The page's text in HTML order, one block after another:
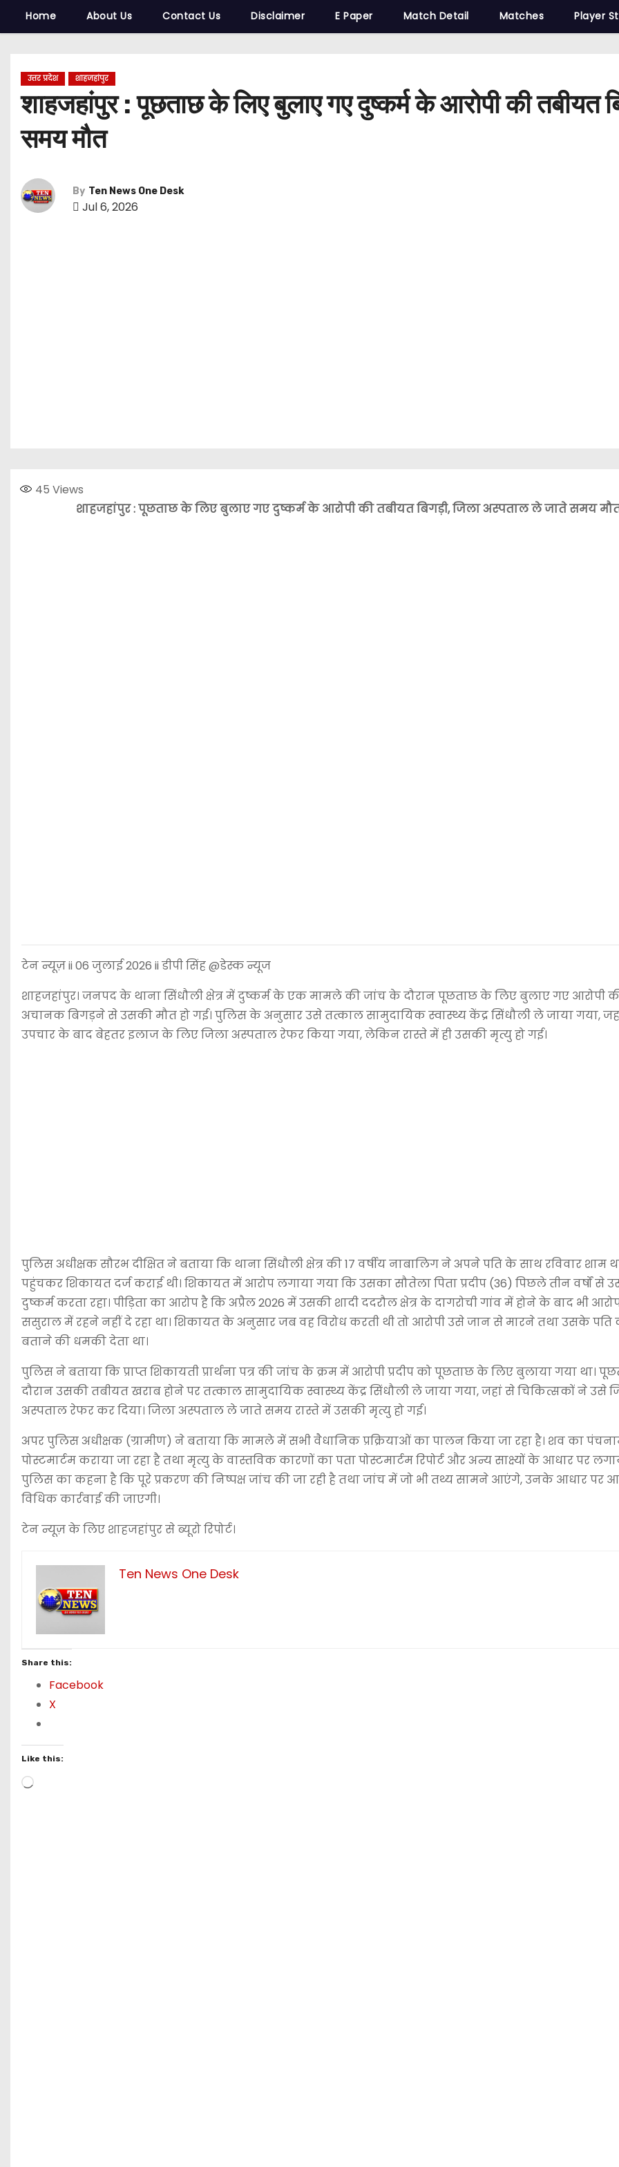
Home About Us Contact Us Disclaimer E Paper Match Detail Matches Player
उत्तर प्रदेश शाहजहांपुर
शाहजहांपुर : पूछताछ के लिए बुलाए गए दुष्कर्म के आरोपी की तबीयत
समय मौत
By Ten News One Desk
Jul 6, 2026
45 Views
शाहजहांपुर : पूछताछ के लिए बुलाए गए दुष्कर्म के आरोपी की तबीयत बिगड़ी, जिला अस्पताल ले जाते समय
टेन न्यूज़ ii 06 जुलाई 2026 ii डीपी सिंह @डेस्क न्यूज
शाहजहांपुर। जनपद के थाना सिंधौली क्षेत्र में दुष्कर्म के एक मामले की जांच के दौरान पूछताछ के लिए बुलाए गए आरोपी
अचानक बिगड़ने से उसकी मौत हो गई। पुलिस के अनुसार उसे तत्काल सामुदायिक स्वास्थ्य केंद्र सिंधौली ले जाया गया,
उपचार के बाद बेहतर इलाज के लिए जिला अस्पताल रेफर किया गया, लेकिन रास्ते में ही उसकी मृत्यु हो गई।
पुलिस अधीक्षक सौरभ दीक्षित ने बताया कि थाना सिंधौली क्षेत्र की 17 वर्षीय नाबालिग ने अपने पति के साथ रविवार शाम
पहुंचकर शिकायत दर्ज कराई थी। शिकायत में आरोप लगाया गया कि उसका सौतेला पिता प्रदीप (36) पिछले तीन वर्षों से
दुष्कर्म करता रहा। पीड़िता का आरोप है कि अप्रैल 2026 में उसकी शादी ददरौल क्षेत्र के दागरोची गांव में होने के बाद भी
ससुराल में रहने नहीं दे रहा था। शिकायत के अनुसार जब वह विरोध करती थी तो आरोपी उसे जान से मारने तथा उसके पति
बताने की धमकी देता था।
पुलिस ने बताया कि प्राप्त शिकायती प्रार्थना पत्र की जांच के क्रम में आरोपी प्रदीप को पूछताछ के लिए बुलाया गया था।
दौरान उसकी तबीयत खराब होने पर तत्काल सामुदायिक स्वास्थ्य केंद्र सिंधौली ले जाया गया, जहां से चिकित्सकों ने उसे
अस्पताल रेफर कर दिया। जिला अस्पताल ले जाते समय रास्ते में उसकी मृत्यु हो गई।
अपर पुलिस अधीक्षक (ग्रामीण) ने बताया कि मामले में सभी वैधानिक प्रक्रियाओं का पालन किया जा रहा है। शव का
पोस्टमार्टम कराया जा रहा है तथा मृत्यु के वास्तविक कारणों का पता पोस्टमार्टम रिपोर्ट और अन्य साक्ष्यों के आधार पर
पुलिस का कहना है कि पूरे प्रकरण की निष्पक्ष जांच की जा रही है तथा जांच में जो भी तथ्य सामने आएंगे, उनके आधार पर
विधिक कार्रवाई की जाएगी।
टेन न्यूज़ के लिए शाहजहांपुर से ब्यूरो रिपोर्ट।
Ten News One Desk
Share this:
Facebook
X
Like this:
L